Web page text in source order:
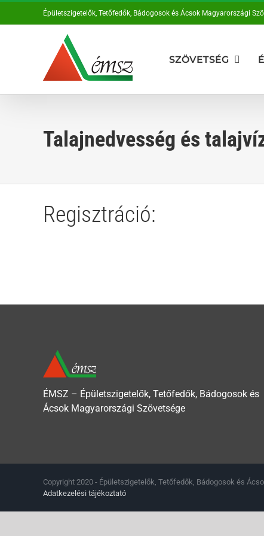
Épületszigetelők, Tetőfedők, Bádogosok és Ácsok Magyarországi
SZÖVETSÉG
Talajnedvesség és
Regisztráció:
ÉMSZ – Épületszigetelők, Tetőfedők, Bádogosok és
Ácsok Magyarországi Szövetsége
Copyright 2020 - Épületszigetelők, Tetőfedők, Bádogosok és
Adatkezelési tájékoztató